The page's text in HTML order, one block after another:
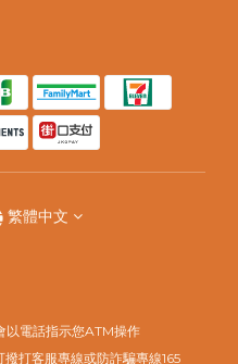
繁體中文
以電話指示您ATM操作
打客服專線或防詐騙專線165